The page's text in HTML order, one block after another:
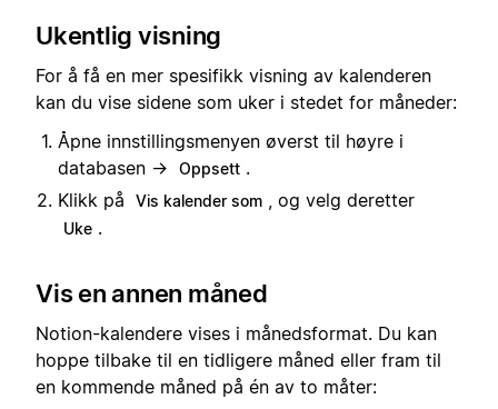
Ukentlig visning
For å få en mer spesifikk visning av kalenderen
kan du vise sidene som uker i stedet for måneder:
Åpne innstillingsmenyen øverst til høyre i
databasen →
Oppsett .
Klikk på
Vis kalender som , og velg deretter
Uke .
Vis en annen måned
Notion-kalendere vises i månedsformat. Du kan
hoppe tilbake til en tidligere måned eller fram til
en kommende måned på én av to måter: